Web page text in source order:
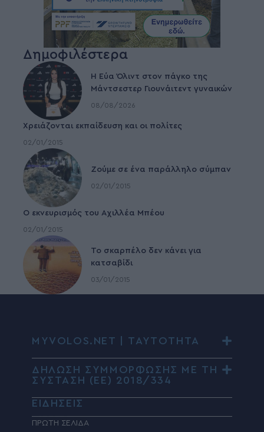
Δημοφιλέστερα
Η Εύα Όλιντ στον πάγκο της
Μάντσεστερ Γιουνάιτεντ γυναικών
08/08/2026
Χρειάζονται εκπαίδευση και οι πολίτες
02/01/2015
Ζούμε σε ένα παράλληλο σύμπαν
02/01/2015
Ο εκνευρισμός του Αχιλλέα Μπέου
02/01/2015
To σκαρπέλο δεν κάνει για
κατσαβίδι
03/01/2015
MYVOLOS.NET | ΤΑΥΤΟΤΗΤΑ
ΔΗΛΩΣΗ ΣΥΜΜΟΡΦΩΣΗΣ ΜΕ ΤΗ
ΣΥΣΤΑΣΗ (ΕΕ) 2018/334
ΕΙΔΗΣΕΙΣ
ΠΡΩΤΗ ΣΕΛΙΔΑ